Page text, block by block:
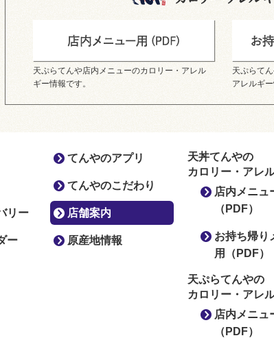
天ぷらてんや店内メニューのカロリー・アレル
ギー情報です。
天ぷらて
アレルギー
リー
ー
てんやのアプリ
てんやのこだわり
店舗案内
原産地情報
天丼てんやの
カロリー・アレ
店内メニュ
（PDF）
お持ち帰り
用（PDF）
天ぷらてんやの
カロリー・アレ
店内メニュ
（PDF）